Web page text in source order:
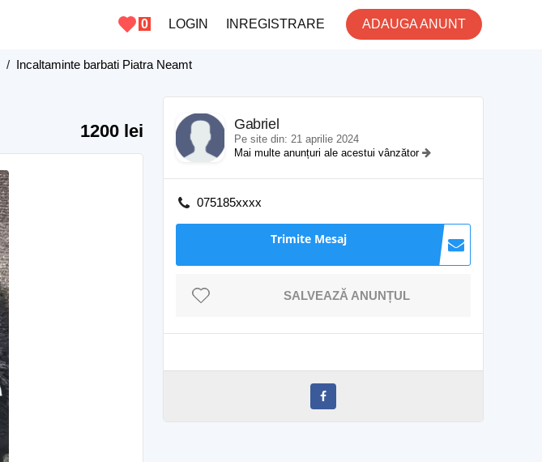
ADAUGA ANUNT
INREGISTRARE
LOGIN
0
/ Incaltaminte barbati Piatra Neamt
1200 lei Gabriel
Pe site din: 21 aprilie 2024
Mai multe anunțuri ale acestui vânzător
075185xxxx
Trimite Mesaj
SALVEAZĂ ANUNȚUL